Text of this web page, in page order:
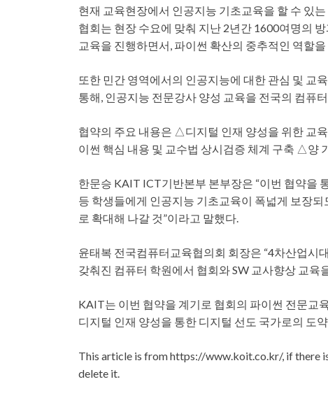
현재 교육현장에서 인공지능 기초교육을 할 수 있
협회는 현장 수요에 맞춰 지난 2년간 1600여명의
교육을 진행하면서, 파이썬 확산의 중추적인 역할
또한 민간 영역에서의 인공지능에 대한 관심 및 교
통해, 인공지능 전문강사 양성 교육을 전국의 컴퓨
협약의 주요 내용은 △디지털 인재 양성을 위한
이썬 핵심 내용 및 교수법 상시검증 체계 구축 △양
한문승 KAIT ICT기반본부 본부장은 “이번 협약을
등 학생들에게 인공지능 기초교육이 폭넓게 보장
로 확대해 나갈 것”이라고 말했다.
윤태복 전국컴퓨터교육협의회 회장은 “4차산업시
갖춰진 컴퓨터 학원에서 협회와 SW 교사향상 교육
KAIT는 이번 협약을 계기로 협회의 파이썬 전문교
디지털 인재 양성을 통한 디지털 선도 국가로의 도
This article is from https://www.koit.co.kr/, if there
delete it.